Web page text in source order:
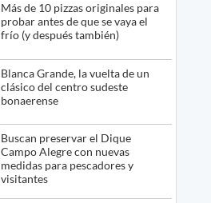
Más de 10 pizzas originales para
probar antes de que se vaya el
frío (y después también)
Blanca Grande, la vuelta de un
clásico del centro sudeste
bonaerense
Buscan preservar el Dique
Campo Alegre con nuevas
medidas para pescadores y
visitantes